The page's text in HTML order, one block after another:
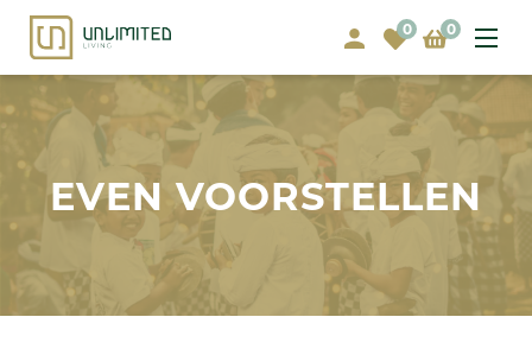
0 0
EVEN VOORSTELLEN